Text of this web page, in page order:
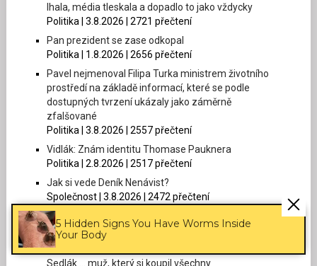
5 Hidden Signs You Have Worms Inside
Your Body
lhala, média tleskala a dopadlo to jako vždycky
Politika | 3.8.2026 | 2721 přečtení
Pan prezident se zase odkopal
Politika | 1.8.2026 | 2656 přečtení
Pavel nejmenoval Filipa Turka ministrem životního
prostředí na základě informací, které se podle
dostupných tvrzení ukázaly jako záměrně
zfalšované
Politika | 3.8.2026 | 2557 přečtení
Vidlák: Znám identitu Thomase Pauknera
Politika | 2.8.2026 | 2517 přečtení
Jak si vede Deník Nenávist?
Společnost | 3.8.2026 | 2472 přečtení
Thomas Paukner: Patříme na západ! Že jo, viď, že jo?
Politika | 4.8.2026 | 2430 přečtení
Thomas Paukner: Střet zájmů jako Brno? Martin
Sedlák … muž, který si koupil všechny